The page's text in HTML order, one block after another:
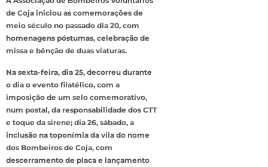
de Coja iniciou as comemorações de
meio século no passado dia 20, com
homenagens póstumas, celebração de
missa e bênção de duas viaturas.
Na sexta-feira, dia 25, decorreu durante
o dia o evento filatélico, com a
imposição de um selo comemorativo,
num postal, da responsabilidade dos CTT
e toque da sirene; dia 26, sábado, a
inclusão na toponímia da vila do nome
dos Bombeiros de Coja, com
descerramento de placa e lançamento